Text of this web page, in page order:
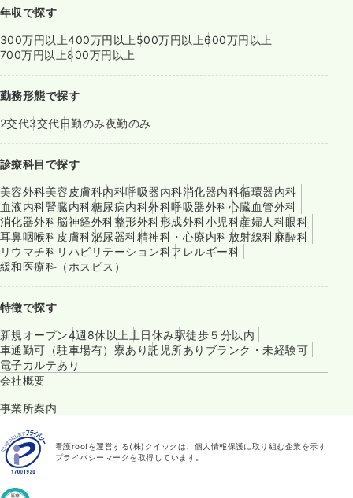
年収で探す
300万円以上400万円以上 500万円以上600万円以上
700万円以上800万円以上
勤務形態で探す
2交代3交代日勤のみ夜勤のみ
診療科目で探す
美容外科美容皮膚科内科呼吸器内科消化器内科循環器内科
血液内科腎臓内科糖尿病内科外科呼吸器外科心臓血管外科
消化器外科脳神経外科整形外科形成外科小児科産婦人科眼科
耳鼻咽喉科皮膚科泌尿器科精神科・心療内科放射線科麻酔科
リウマチ科リハビリテーション科アレルギー科
緩和医療科（ホスピス）
特徴で探す
新規オープン4週8休以上 土日休み駅徒歩５分以内
車通勤可（駐車場有） 寮あり託児所あり ブランク・未経験可
電子カルテあり
会社概要
事業所案内
看護roo!を運営する(株)クイックは、個人情報保護に取り組む企業を示す
プライバシーマークを取得しています。